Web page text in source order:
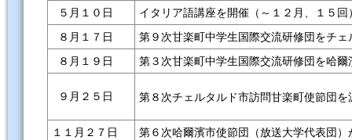
５月１０日
イタリア語講座を開催（～１２月、１５
８月１７日
第９次甘楽町中学生国際交流研修団をチ
８月１９日
第３次甘楽町中学生国際交流研修団を哈
９月２５日 第８次チェルタルド市訪問甘楽町使節団
１１月２７日 第６次哈爾濱市使節団（放送大学代表団